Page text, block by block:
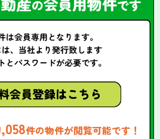
件の物件が閲覧可能です！